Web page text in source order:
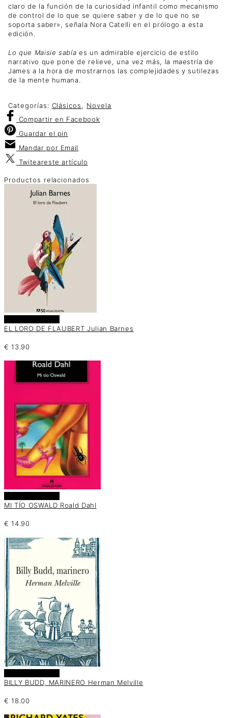
claro de la función de la curiosidad infantil como mecanismo
de control de lo que se quiere saber y de lo que no se
soporta saber», señala Nora Catelli en el prólogo a esta
edición.
Lo que Maisie sabía es un admirable ejercicio de estilo
narrativo que pone de relieve, una vez más, la maestría de
James a la hora de mostrarnos las complejidades y sutilezas
de la mente humana.
Categorías: Clásicos, Novela
Compartir en Facebook
Guardar el pin
Mandar por Email
Twiteareste artículo
Productos relacionados
EL LORO DE FLAUBERT Julian Barnes
€ 13.90
MI TÍO OSWALD Roald Dahl
€ 14.90
BILLY BUDD, MARINERO Herman Melville
€ 18.00